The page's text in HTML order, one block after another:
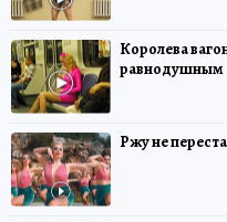
Королева
равнодушным
Ржу не